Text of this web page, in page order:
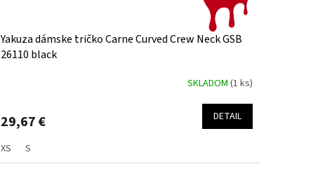
Yakuza dámske tričko Carne Curved Crew Neck GSB
26110 black
SKLADOM (1 ks)
29,67 € DETAIL
XS S